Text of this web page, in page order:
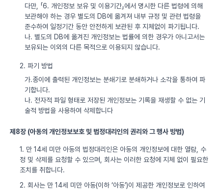
다만, 「6. 개인정보 보유 및 이용기간」에서 명시한 다른 법령에 의해
보관해야 하는 경우 별도의 DB에 옮겨져 내부 규정 및 관련 법령을
준수하여 일정기간 동안 안전하게 보관된 후 지체없이 파기됩니다.
나. 별도의 DB에 옮겨진 개인정보는 법률에 의한 경우가 아니고서는
보유되는 이외의 다른 목적으로 이용되지 않습니다.
2. 파기 방법
가.종이에 출력된 개인정보는 분쇄기로 분쇄하거나 소각을 통하여 파
기합니다.
나. 전자적 파일 형태로 저장된 개인정보는 기록을 재생할 수 없는 기
술적 방법을 사용하여 삭제합니다
제8장 (아동의 개인정보보호 및 법정대리인의 권리와 그 행사 방법)
1. 만 14세 미만 아동의 법정대리인은 아동의 개인정보에 대한 열람, 수
정 및 삭제를 요청할 수 있으며, 회사는 이러한 요청에 지체 없이 필요한
조치를 취합니다.
2. 회사는 만 14세 미만 아동(이하 ‘아동’)이 제공한 개인정보로 인하여